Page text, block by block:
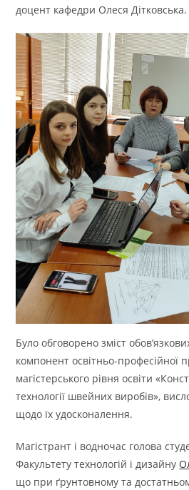
доцент кафедри Олеся Дітковська.
Було обговорено зміст
компонент освітньо-професійної
магістерського рівня освіти
технології швейних виробів»,
щодо їх удосконалення.
Магістрант і водночас голова
Факультету технологій і дизайну
що при ґрунтовному та